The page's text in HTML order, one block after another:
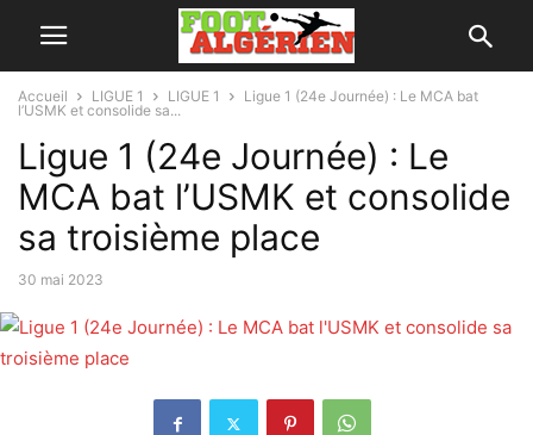
Accueil LIGUE 1 LIGUE 1
Ligue 1 (24e Journée) : Le MCA bat
l’USMK et consolide sa...
Ligue 1 (24e Journée) : Le
MCA bat l’USMK et consolide
sa troisième place
30 mai 2023